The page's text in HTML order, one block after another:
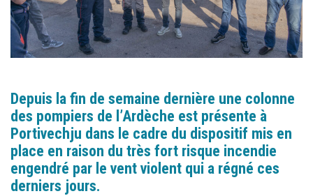
Depuis la fin de semaine dernière une colonne
des pompiers de l’Ardèche est présente à
Portivechju dans le cadre du dispositif mis en
place en raison du très fort risque incendie
engendré par le vent violent qui a régné ces
derniers jours.